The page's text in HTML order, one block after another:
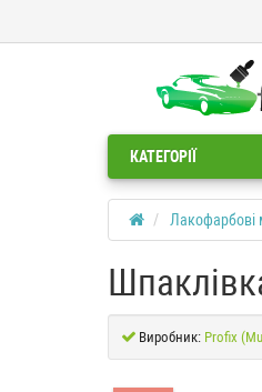
КАТЕГОРІЇ
Лакофарбові
Виробник: Profix